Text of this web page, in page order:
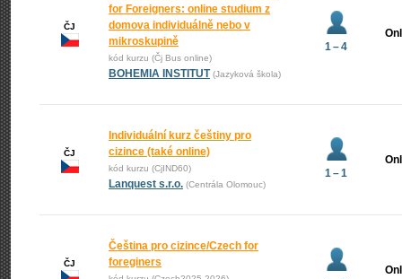
ČJ
for Foreigners: online studium z
domova individuálně nebo v
mikroskupině
kód kurzu (Čj Bus online)
BOHEMIA INSTITUT (Jazyková škola)
1 – 4
ČJ
Individuální kurz češtiny pro
cizince (také online)
kód kurzu (CjIND60)
Lanquest s.r.o. (Centrála Olomouc)
1 – 1
ČJ
Čeština pro cizince/Czech for
foreginers